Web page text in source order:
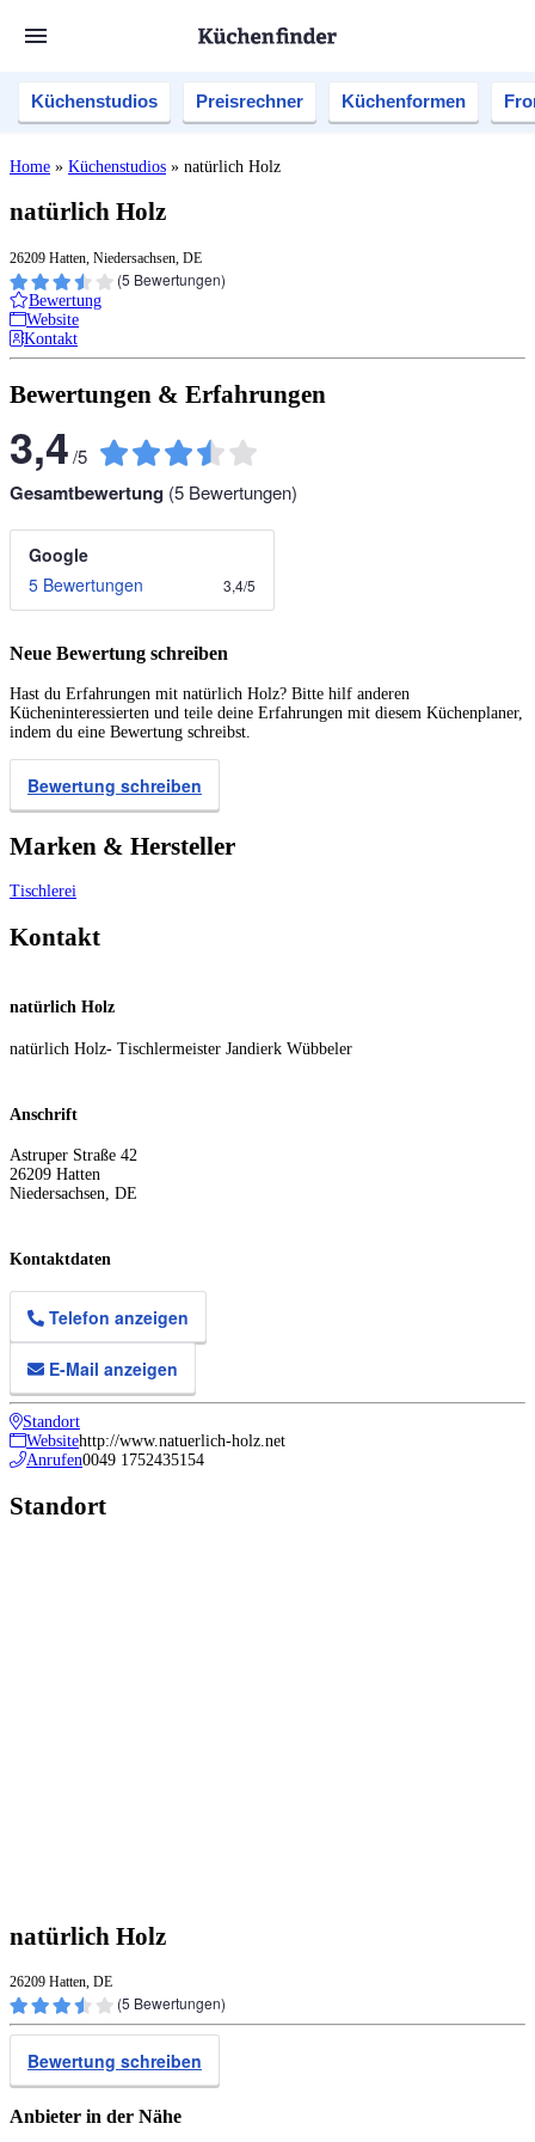
Küchenstudios Preisrechner Küchenformen
Home » Küchenstudios » natürlich Holz
natürlich Holz
26209 Hatten, Niedersachsen, DE
(5 Bewertungen)
Bewertung
Website
Kontakt
Bewertungen & Erfahrungen
3,4/5
Gesamtbewertung (5 Bewertungen)
Google
5 Bewertungen
3,4/5
Neue Bewertung schreiben
Hast du Erfahrungen mit natürlich Holz? Bitte hilf anderen
Kücheninteressierten und teile deine Erfahrungen mit diesem Küchenplaner,
indem du eine Bewertung schreibst.
Bewertung schreiben
Marken & Hersteller
Tischlerei
Kontakt
natürlich Holz
natürlich Holz- Tischlermeister Jandierk Wübbeler
Anschrift
Astruper Straße 42
26209 Hatten
Niedersachsen, DE
Kontaktdaten
Telefon anzeigen
E-Mail anzeigen
Standort
Websitehttp://www.natuerlich-holz.net
Anrufen0049 1752435154
Standort
natürlich Holz
26209 Hatten, DE
(5 Bewertungen)
Bewertung schreiben
Anbieter in der Nähe